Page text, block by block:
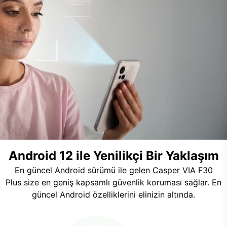
Android 12 ile Yenilikçi Bir Yaklaşım
En güncel Android sürümü ile gelen Casper VIA F30
Plus size en geniş kapsamlı güvenlik koruması sağlar. En
güncel Android özelliklerini elinizin altında.